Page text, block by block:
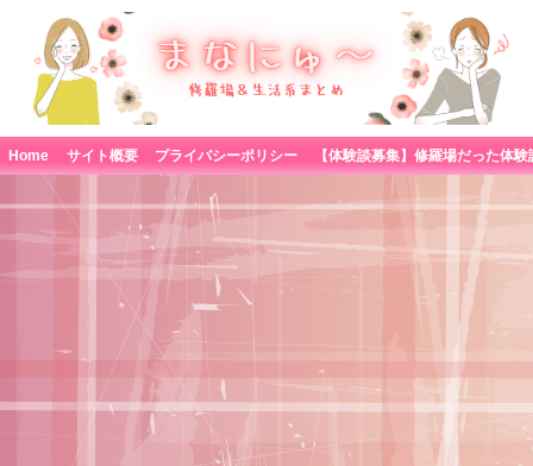
Home サイト概要 プライバシーポリシー